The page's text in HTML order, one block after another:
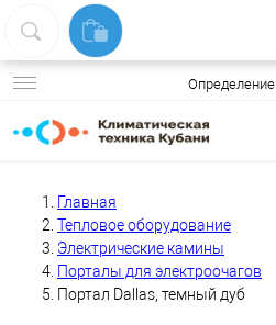
Определение
Главная
Тепловое оборудование
Электрические камины
Порталы для электроочагов
Портал Dallas, темный дуб